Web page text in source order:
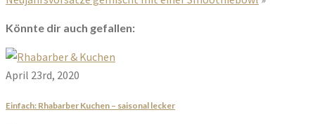
Könnte dir auch gefallen:
April 23rd, 2020
Einfach: Rhabarber Kuchen – saisonal lecker